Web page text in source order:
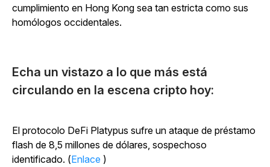
cumplimiento en Hong Kong sea tan estricta como sus
homólogos occidentales.
Echa un vistazo a lo que más está
circulando en la escena cripto hoy:
El protocolo DeFi Platypus sufre un ataque de préstamo
flash de 8,5 millones de dólares, sospechoso
identificado. (Enlace )